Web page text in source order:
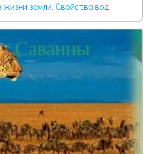
жизни земли. Свойства вод